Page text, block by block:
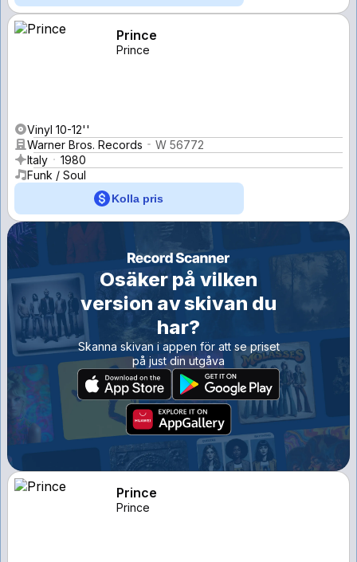
Prince
Prince
Vinyl 10-12''
Warner Bros. Records
W 56772
Italy
1980
Funk / Soul
Kolla pris
Osäker på vilken
version av skivan du
har?
Skanna skivan i appen för att se priset
på just din utgåva
Prince
Prince